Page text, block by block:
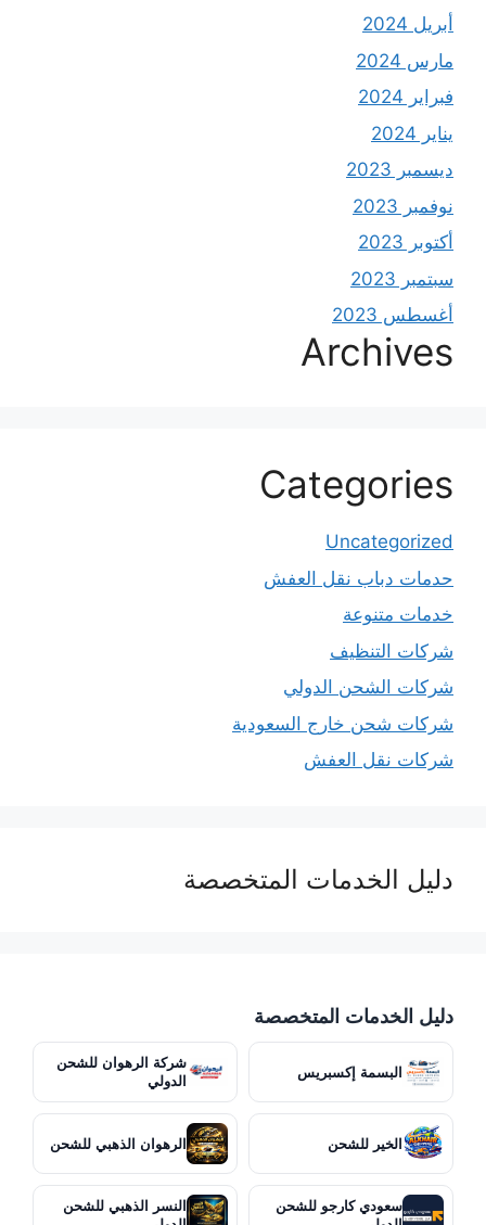
أبريل 2024
مارس 2024
فبراير 2024
يناير 2024
ديسمبر 2023
نوفمبر 2023
أكتوبر 2023
سبتمبر 2023
أغسطس 2023
Archives
Categories
Uncategorized
حدمات دباب نقل العفش
خدمات متنوعة
شركات التنظيف
شركات الشحن الدولي
شركات شحن خارج السعودية
شركات نقل العفش
دليل الخدمات المتخصصة
دليل الخدمات المتخصصة
البسمة إكسبريس
شركة الرهوان للشحن
الدولي
الخير للشحن الرهوان الذهبي للشحن
سعودي كارجو للشحن
النسر الذهبي للشحن